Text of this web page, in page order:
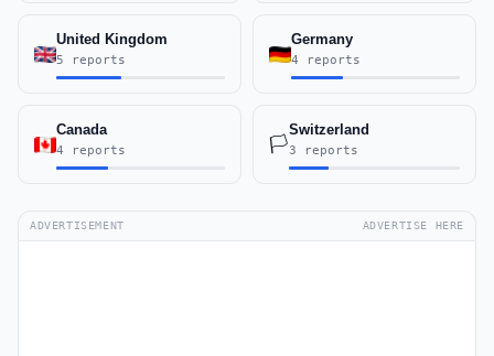
United Kingdom
5 reports
Germany
4 reports
Canada
4 reports 🏳️
Switzerland
3 reports
ADVERTISEMENT ADVERTISE HERE